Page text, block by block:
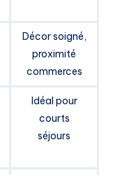
Décor soigné,
proximité
commerces
Idéal pour
courts
séjours